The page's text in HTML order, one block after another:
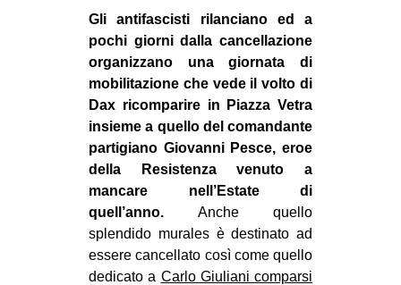
Gli antifascisti rilanciano ed a
pochi giorni dalla cancellazione
organizzano una giornata di
mobilitazione che vede il volto di
Dax ricomparire in Piazza Vetra
insieme a quello del comandante
partigiano Giovanni Pesce, eroe
della Resistenza venuto a
mancare nell’Estate di
quell’anno. Anche quello
splendido murales è destinato ad
essere cancellato così come quello
dedicato a Carlo Giuliani comparsi